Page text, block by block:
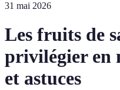
31 mai 2026
Les fruits de
privilégier en
et astuces